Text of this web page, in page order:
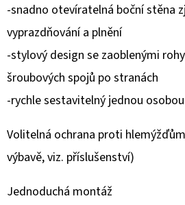
-snadno otevíratelná boční stěna
vyprazdňování a plnění
-stylový design se zaoblenými
šroubových spojů po stranách
-rychle sestavitelný jednou
Volitelná ochrana proti
výbavě, viz. příslušenství)
Jednoduchá montáž
R
Ú
Č
A
M
E